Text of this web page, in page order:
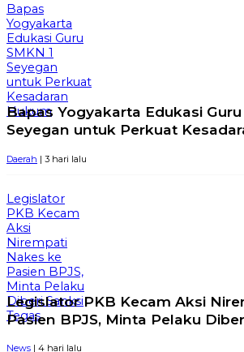
Bapas
Yogyakarta
Edukasi Guru
SMKN 1
Seyegan
untuk Perkuat
Kesadaran
Hukum
Bapas Yogyakarta Edukasi Guru
Seyegan untuk Perkuat
Daerah | 3 hari lalu
Legislator
PKB Kecam
Aksi
Nirempati
Nakes ke
Pasien BPJS,
Minta Pelaku
Diberi Sanksi
Tegas
Legislator PKB Kecam Aksi
Pasien BPJS, Minta Pelaku
News | 4 hari lalu